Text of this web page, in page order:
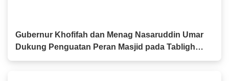
Gubernur Khofifah dan Menag Nasaruddin Umar
Dukung Penguatan Peran Masjid pada Tabligh
Akbar IGIC 2026